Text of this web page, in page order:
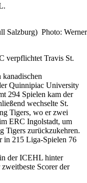
Salzburg) Photo: Werner
verpflichtet Travis St.
Quinnipiac University
294 Spielen kam der
wechselte St.
Tigers, wo er zwei
ERC Ingolstadt, um
Tigers zurückzukehren.
in 215 Liga-Spielen 76
der ICEHL hinter
Scorer der